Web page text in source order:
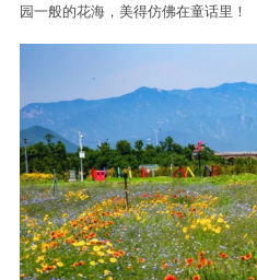
园一般的花海，美得仿佛在童话里！